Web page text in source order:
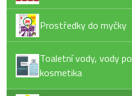
Prostředky do myčky
Toaletní vody, vody
kosmetika